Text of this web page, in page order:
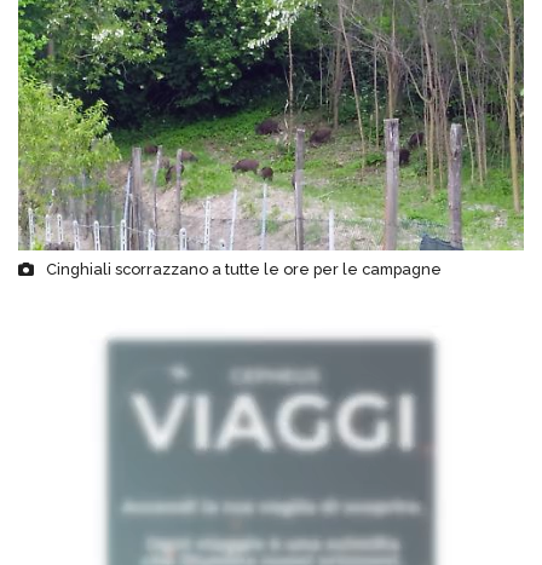
Cinghiali scorrazzano a tutte le ore per le campagne